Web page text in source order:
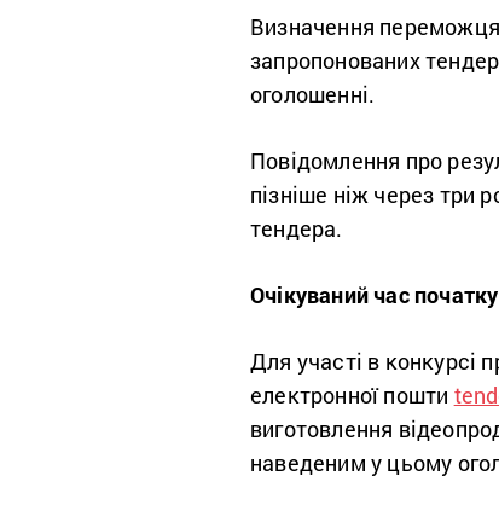
Визначення переможця
запропонованих
оголошенні.
Повідомлення про
пізніше ніж через три
тендера.
Очікуваний час
Для участі в конкурсі
електронної пошти
виготовлення
наведеним у цьому